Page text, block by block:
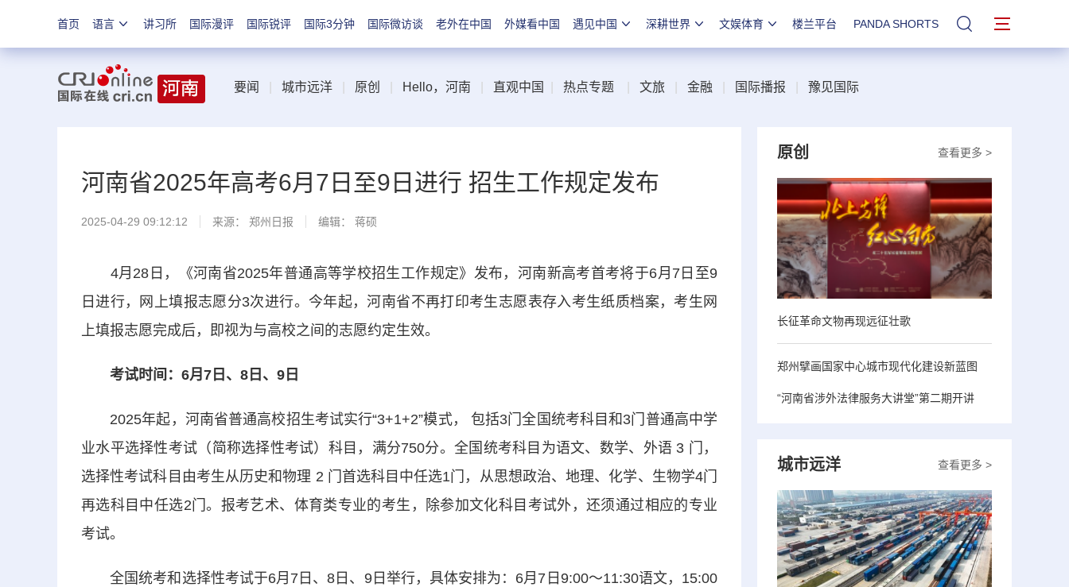
首页 语言 讲习所 国际漫评 国际锐评 国际3分钟 国际微访谈 老外在中国 外媒看中国 遇见中国 深耕世界 文娱体育 楼兰平台 PANDA SHORTS 站内搜索
要闻 城市远洋 原创 Hello，河南 直观中国 热点专题 文旅 金融 国际播报 豫见国际
河南省2025年高考6月7日至9日进行 招生工作规定发布
2025-04-29 09:12:12 来源： 郑州日报 编辑： 蒋硕
4月28日，《河南省2025年普通高等学校招生工作规定》发布，河南新高考首考将于6月7日至9
日进行，网上填报志愿分3次进行。今年起，河南省不再打印考生志愿表存入考生纸质档案，考生网
上填报志愿完成后，即视为与高校之间的志愿约定生效。
考试时间：6月7日、8日、9日
2025年起，河南省普通高校招生考试实行“3+1+2”模式， 包括3门全国统考科目和3门普通高中学
业水平选择性考试（简称选择性考试）科目，满分750分。全国统考科目为语文、数学、外语 3 门，
选择性考试科目由考生从历史和物理 2 门首选科目中任选1门，从思想政治、地理、化学、生物学4门
再选科目中任选2门。报考艺术、体育类专业的考生，除参加文化科目考试外，还须通过相应的专业
考试。
全国统考和选择性考试于6月7日、8日、9日举行，具体安排为：6月7日9:00～11:30语文，15:00
查看更多 >
原创
长征革命文物再现远征壮歌
郑州擘画国家中心城市现代化建设新蓝图
“河南省涉外法律服务大讲堂”第二期开讲
查看更多 >
城市远洋